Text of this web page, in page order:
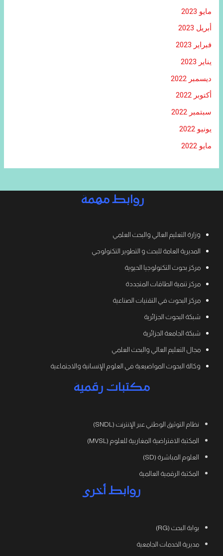
مايو 2023
أبريل 2023
فبراير 2023
يناير 2023
ديسمبر 2022
أكتوبر 2022
سبتمبر 2022
يونيو 2022
مايو 2022
روابط مهمة
وزارة التعليم العالي والبحث العلمي
المديرية العامة للبحث و التطوير التكنولوجي
مركز بحوث التكنولوجيا الحيوية
مركز تنمية الطاقات المتجددة
مركز البحوث في التقنيات الصناعية
شبكة البحوث الجزائرية
شبكة الجامعة الجزائرية
مجال التعليم العالي والبحث العلمي
وكالة البحوث المواضيعية في العلوم الإنسانية والاجتماعية
مكتبات رقمية
نظام التوثيق الوطني عبر الإنترنت (SNDL)
المكتبة الافتراضية المغاربية للعلوم (MVSL)
العلوم المباشرة (SD)
المكتبة الرقمية العالمية
روابط أخرى
بوابة البحث (RG)
مديرية الخدمات الجامعية